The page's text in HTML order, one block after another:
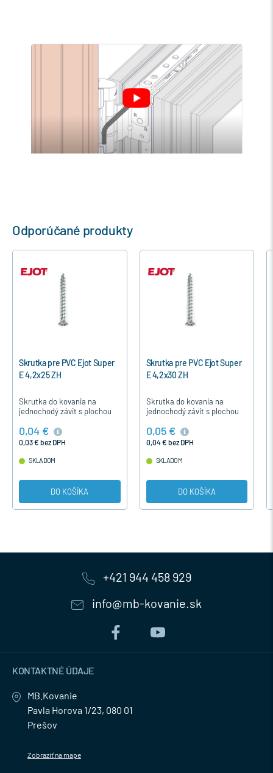
Odporúčané produkty
Skrutka pre PVC Ejot Super
E 4,2x25 ZH
Skrutka do kovania na
jednochodý závit s plochou
upevnenie časti kovania u
plastových okien a dverí.
0,04 €
0,03 € bez DPH
SKLADOM
DO KOŠÍKA
Skrutka pre PVC Ejot Super
E 4,2x30 ZH
Skrutka do kovania na
jednochodý závit s plochou
upevnenie časti kovania u
plastových okien a dverí.
0,05 €
0,04 € bez DPH
SKLADOM
DO KOŠÍKA
+421 944 458 929
info@mb-kovanie.sk
KONTAKTNÉ ÚDAJE
MB.Kovanie
Pavla Horova 1/23, 080 01
Prešov
Zobraziť na mape